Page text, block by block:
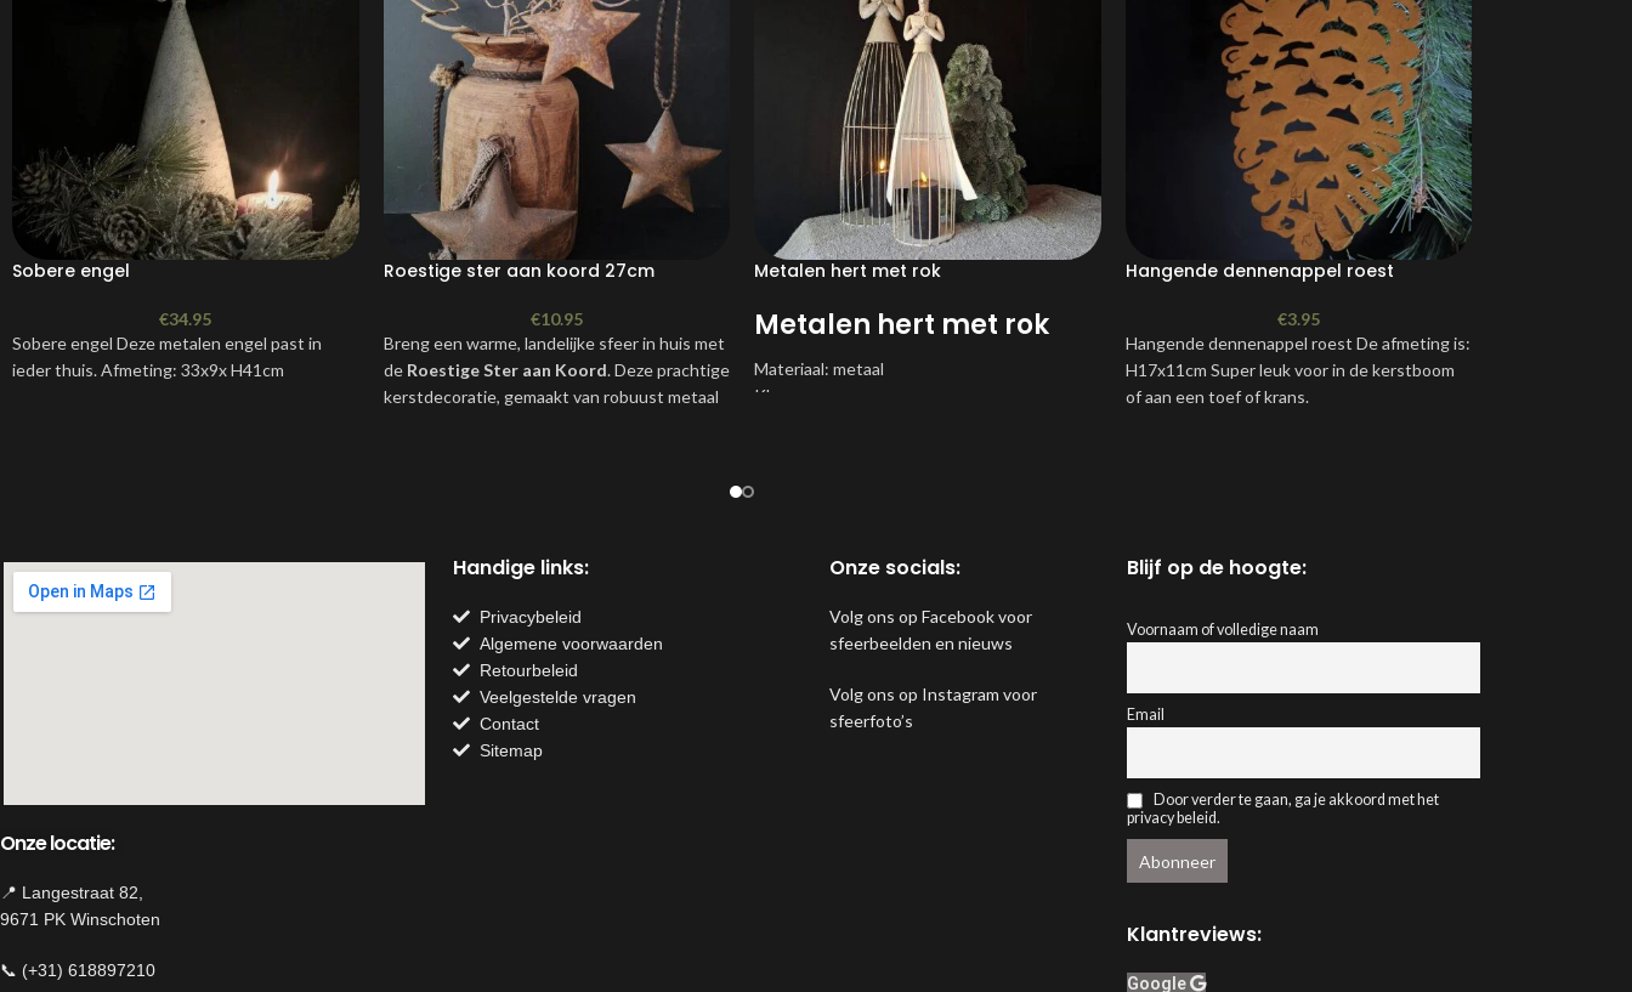
Sobere engel
€34.95
Sobere engel Deze metalen engel past in
ieder thuis. Afmeting: 33x9x H41cm
Roestige ster aan koord 27cm
€10.95
Breng een warme, landelijke sfeer in huis met
de Roestige Ster aan Koord. Deze prachtige
kerstdecoratie, gemaakt van robuust metaal
Afmeting: 27cm
Metalen hert met rok
Metalen hert met rok
Materiaal: metaal
Kleur: creme
Hangende dennenappel roest
€3.95
Hangende dennenappel roest De afmeting is:
H17x11cm Super leuk voor in de kerstboom
of aan een toef of krans.
Onze locatie:
📍 Langestraat 82,
9671 PK Winschoten
📞 (+31) 618897210
Handige links:
Privacybeleid
Algemene voorwaarden
Retourbeleid
Veelgestelde vragen
Contact
Sitemap
Onze socials:
Volg ons op Facebook voor
sfeerbeelden en nieuws
Volg ons op Instagram voor
sfeerfoto’s
Blijf op de hoogte:
Voornaam of volledige naam
Email
Door verder te gaan, ga je akkoord met het
privacy beleid.
Klantreviews:
Google